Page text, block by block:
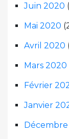
Juin 2020
Mai 2020
Avril 2020
Mars 2020
Février
Janvier
Décembre